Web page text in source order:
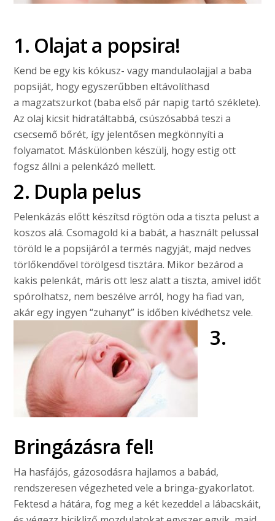
1. Olajat a popsira!
Kend be egy kis kókusz- vagy mandulaolajjal a baba
popsiját, hogy egyszerűbben eltávolíthasd
a magzatszurkot (baba első pár napig tartó széklete).
Az olaj kicsit hidratáltabbá, csúszósabbá teszi a
csecsemő bőrét, így jelentősen megkönnyíti a
folyamatot. Máskülönben készülj, hogy estig ott
fogsz állni a pelenkázó mellett.
2. Dupla pelus
Pelenkázás előtt készítsd rögtön oda a tiszta pelust a
koszos alá. Csomagold ki a babát, a használt pelussal
töröld le a popsijáról a termés nagyját, majd nedves
törlőkendővel törölgesd tisztára. Mikor bezárod a
kakis pelenkát, máris ott lesz alatt a tiszta, amivel időt
spórolhatsz, nem beszélve arról, hogy ha fiad van,
akár egy ingyen “zuhanyt” is időben kivédhetsz vele.
3.
Bringázásra fel!
Ha hasfájós, gázosodásra hajlamos a babád,
rendszeresen végezheted vele a bringa-gyakorlatot.
Fektesd a hátára, fog meg a két kezeddel a lábacskáit,